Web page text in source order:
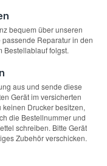
bequem über unseren
Reparatur in den
Bestellablauf folgst.
aus und sende diese
Gerät im versicherten
keinen Drucker besitzen,
die Bestellnummer und
schreiben. Bitte Gerät
Zubehör verschicken.